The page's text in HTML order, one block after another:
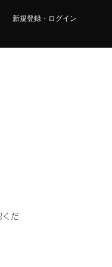
新規登録・ログイン
くだ